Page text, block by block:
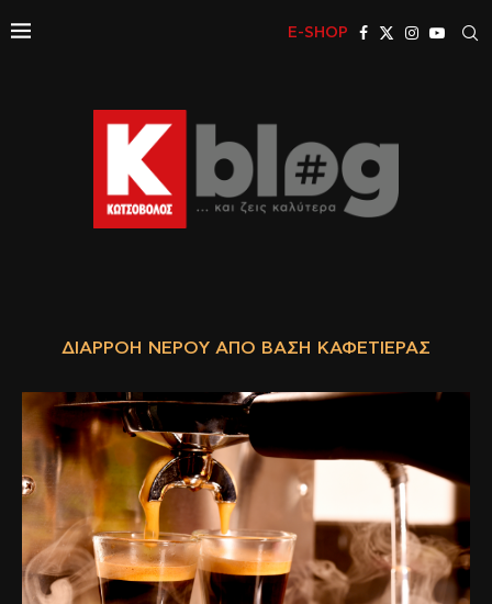
E-SHOP
ΔΙΑΡΡΟΉ ΝΕΡΟΎ ΑΠΌ ΒΆΣΗ ΚΑΦΕΤΙΈΡΑΣ